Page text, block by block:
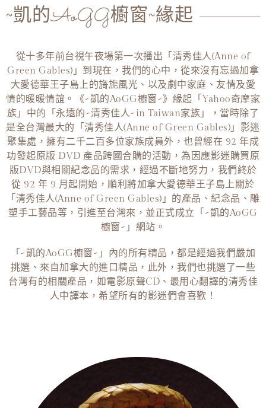
~凱的AoGG櫥窗~緣起
從十多年前台視午夜場第一次播出「清秀佳人(Anne of
Green Gables)」到現在，我們的心中，從來沒有忘過加拿
大愛德華王子島上的旖旎風光、以及劇中家庭、友情及愛
情的暖暖情誼。《~凱的AoGG櫥窗~》緣起「Yahoo奇摩家
族」中的「永遠的~清秀佳人~in Taiwan家族」，當時除了
是全台灣最大的「清秀佳人(Anne of Green Gables)」影迷
聚集處，擁有二千二百多位家族成員外，也曾經在 92 年成
功發起原版 DVD 產品跨國合購的活動，為因應影迷購買原
版DVD與相關紀念品的需求，經過不斷地努力，我們終於
從 92 年 9 月起開始，順利將加拿大愛德華王子島上關於
「清秀佳人(Anne of Green Gables)」的產品、紀念品、雕
塑手工藝品等，引進至台灣來，並正式成立「~凱的AoGG
櫥窗~」網站。
「~凱的AoGG櫥窗~」內的所有精品，都是經過我們嚴加
挑選、來自加拿大的進口精品，此外，我們也挑選了一些
台灣有的相關產品，如電影原聲CD、最用心翻譯的清秀佳
人中譯本，希望所有的影迷們會喜歡！